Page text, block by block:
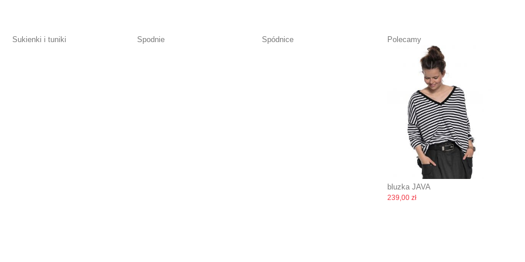
Sukienki i tuniki Spodnie Spódnice Polecamy
bluzka JAVA
239,00 zł